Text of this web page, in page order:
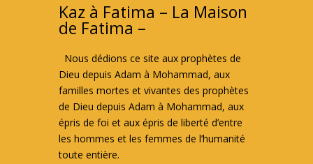
Kaz à Fatima – La Maison
de Fatima –
Nous dédions ce site aux prophètes de
Dieu depuis Adam à Mohammad, aux
familles mortes et vivantes des prophètes
de Dieu depuis Adam à Mohammad, aux
épris de foi et aux épris de liberté d’entre
les hommes et les femmes de l’humanité
toute entière.